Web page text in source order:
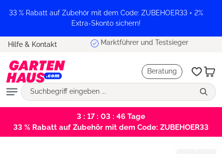
springen
33 % Rabatt auf Zubehör mit dem Code: ZUBEHOER33 + 2%
Extra-Skonto sichern!
Hilfe & Kontakt Marktführer und Testsieger
Beratung
3 : 17 : 03 : 46 Tage
33 % Rabatt auf Zubehör mit dem Code: ZUBEHOER33